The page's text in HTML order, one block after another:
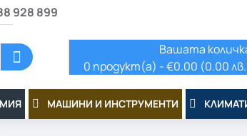
928 899
Вашата
0 продукт(а) - €0.00 (0.00
МАШИНИ И ИНСТРУМЕНТИ